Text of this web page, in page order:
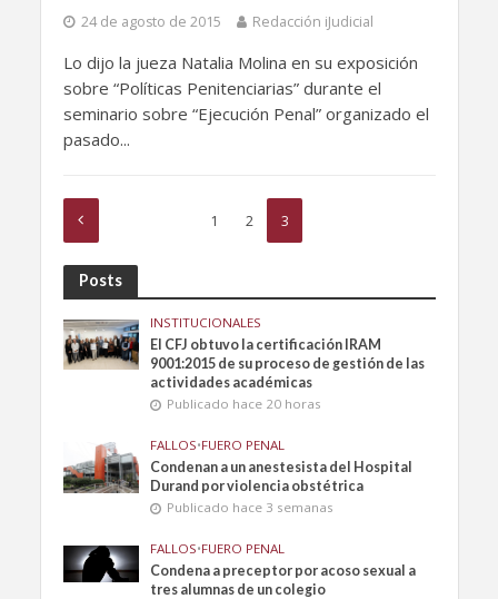
24 de agosto de 2015 Redacción iJudicial
Lo dijo la jueza Natalia Molina en su exposición
sobre “Políticas Penitenciarias” durante el
seminario sobre “Ejecución Penal” organizado el
pasado...
1 2 3
Posts
INSTITUCIONALES
El CFJ obtuvo la certificación IRAM
9001:2015 de su proceso de gestión de las
actividades académicas
Publicado hace 20 horas
FALLOS•FUERO PENAL
Condenan a un anestesista del Hospital
Durand por violencia obstétrica
Publicado hace 3 semanas
FALLOS•FUERO PENAL
Condena a preceptor por acoso sexual a
tres alumnas de un colegio